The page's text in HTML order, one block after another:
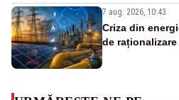
7 aug. 2026, 10:43
Criza din
de